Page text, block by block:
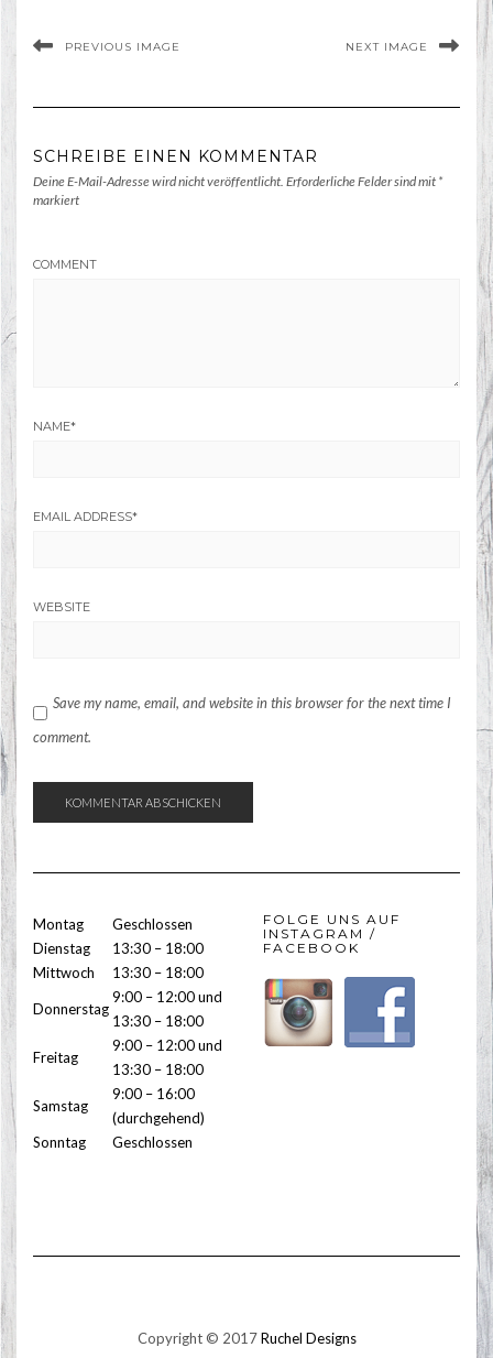
PREVIOUS IMAGE NEXT IMAGE
SCHREIBE EINEN KOMMENTAR
Deine E-Mail-Adresse wird nicht veröffentlicht. Erforderliche Felder sind mit *
markiert
COMMENT
NAME*
EMAIL ADDRESS*
WEBSITE
Save my name, email, and website in this browser for the next time I
comment.
Montag
Geschlossen
Dienstag
13:30 – 18:00
Mittwoch
13:30 – 18:00
Donnerstag
9:00 – 12:00 und
13:30 – 18:00
Freitag
9:00 – 12:00 und
13:30 – 18:00
Samstag
9:00 – 16:00
(durchgehend)
Sonntag
Geschlossen
FOLGE UNS AUF
INSTAGRAM /
FACEBOOK
Copyright © 2017Ruchel Designs